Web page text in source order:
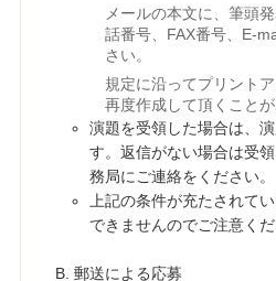
メールの本文に、筆頭
話番号、FAX番号、E-
さい。
規定に沿ってプリント
再度作成して頂くことが
演題を受領した場合は、
す。返信がない場合は受
務局にご連絡をください。
上記の条件が充たされて
できませんのでご注意くだ
郵送による応募